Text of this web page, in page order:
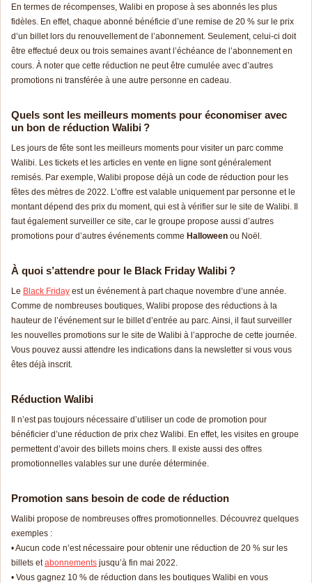
En termes de récompenses, Walibi en propose à ses abonnés les plus
fidèles. En effet, chaque abonné bénéficie d’une remise de 20 % sur le prix
d’un billet lors du renouvellement de l’abonnement. Seulement, celui-ci doit
être effectué deux ou trois semaines avant l’échéance de l’abonnement en
cours. À noter que cette réduction ne peut être cumulée avec d’autres
promotions ni transférée à une autre personne en cadeau.
Quels sont les meilleurs moments pour économiser avec
un bon de réduction Walibi ?
Les jours de fête sont les meilleurs moments pour visiter un parc comme
Walibi. Les tickets et les articles en vente en ligne sont généralement
remisés. Par exemple, Walibi propose déjà un code de réduction pour les
fêtes des mètres de 2022. L’offre est valable uniquement par personne et le
montant dépend des prix du moment, qui est à vérifier sur le site de Walibi. Il
faut également surveiller ce site, car le groupe propose aussi d’autres
promotions pour d’autres événements comme Halloween ou Noël.
À quoi s’attendre pour le Black Friday Walibi ?
Le Black Friday est un événement à part chaque novembre d’une année.
Comme de nombreuses boutiques, Walibi propose des réductions à la
hauteur de l’événement sur le billet d’entrée au parc. Ainsi, il faut surveiller
les nouvelles promotions sur le site de Walibi à l’approche de cette journée.
Vous pouvez aussi attendre les indications dans la newsletter si vous vous
êtes déjà inscrit.
Réduction Walibi
Il n’est pas toujours nécessaire d’utiliser un code de promotion pour
bénéficier d’une réduction de prix chez Walibi. En effet, les visites en groupe
permettent d’avoir des billets moins chers. Il existe aussi des offres
promotionnelles valables sur une durée déterminée.
Promotion sans besoin de code de réduction
Walibi propose de nombreuses offres promotionnelles. Découvrez quelques
exemples :
• Aucun code n’est nécessaire pour obtenir une réduction de 20 % sur les
billets etabonnements jusqu’à fin mai 2022.
• Vous gagnez 10 % de réduction dans les boutiques Walibi en vous